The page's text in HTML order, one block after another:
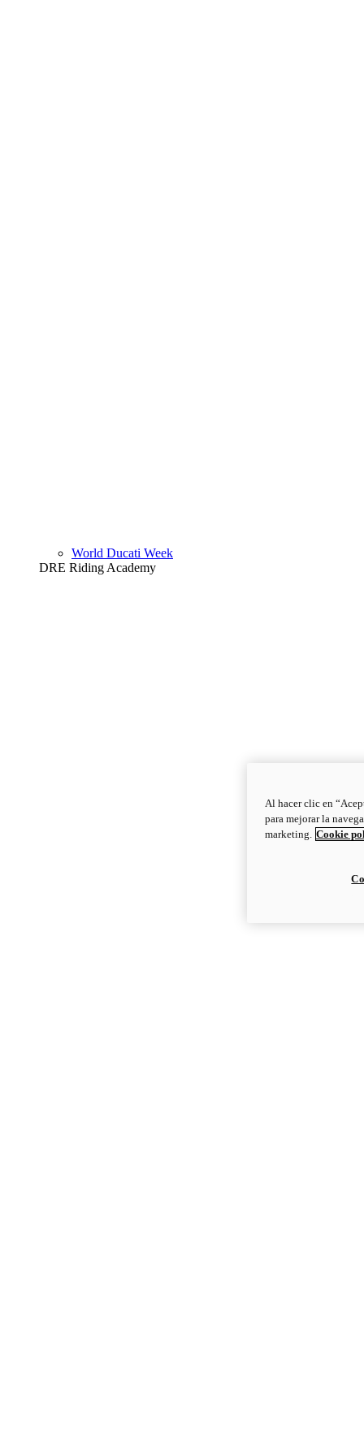
World Ducati Week
DRE Riding Academy
Al hacer clic en
para mejorar la
marketing. Cookie